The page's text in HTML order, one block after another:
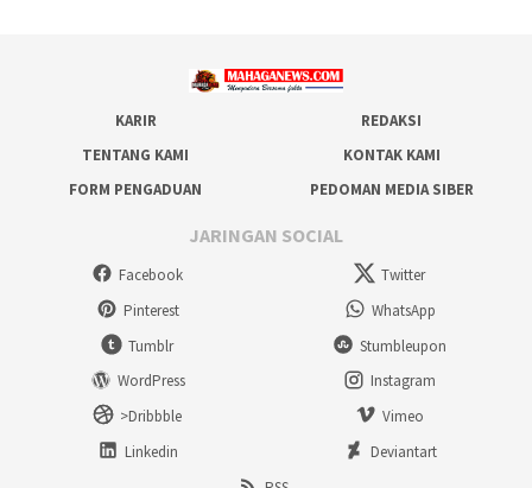
KARIR
REDAKSI
TENTANG KAMI
KONTAK KAMI
FORM PENGADUAN
PEDOMAN MEDIA SIBER
JARINGAN SOCIAL
Facebook
Twitter
Pinterest
WhatsApp
Tumblr
Stumbleupon
WordPress
Instagram
>Dribbble
Vimeo
Linkedin
Deviantart